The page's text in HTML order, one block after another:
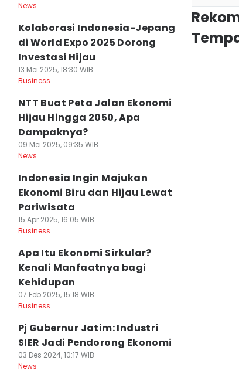
News
Kolaborasi Indonesia-Jepang
di World Expo 2025 Dorong
Investasi Hijau
13 Mei 2025, 18:30 WIB
Business
NTT Buat Peta Jalan Ekonomi
Hijau Hingga 2050, Apa
Dampaknya?
09 Mei 2025, 09:35 WIB
News
Indonesia Ingin Majukan
Ekonomi Biru dan Hijau Lewat
Pariwisata
15 Apr 2025, 16:05 WIB
Business
Apa Itu Ekonomi Sirkular?
Kenali Manfaatnya bagi
Kehidupan
07 Feb 2025, 15:18 WIB
Business
Pj Gubernur Jatim: Industri
SIER Jadi Pendorong Ekonomi
03 Des 2024, 10:17 WIB
News